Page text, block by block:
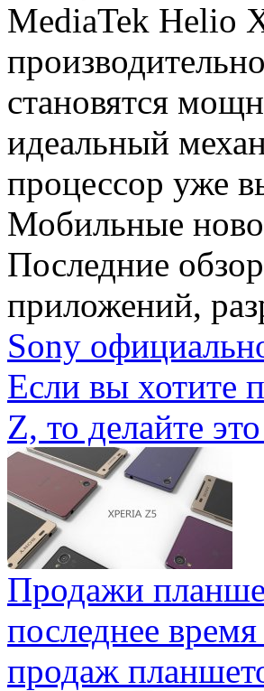
MediaTek Helio
становятся
идеальный
процессор уже
Мобильные
Последние
приложений,
Sony
Если вы хотите
Z, то делайте
Продажи
последнее
продаж